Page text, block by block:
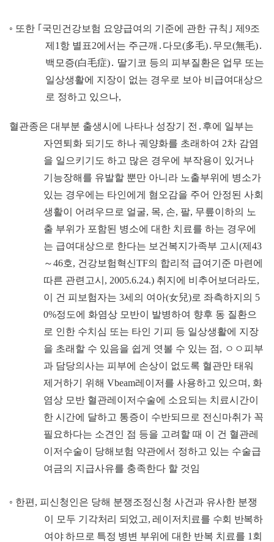
◦ 또한 ｢ 국민건강보험 요양급여의 기준에 관한 규칙 ｣ 제 9조
제 1 항 별표2에서는 주근깨 ․ 다모(多毛)․ 무모(無毛)․
백모증(白毛症)․ 딸기코 등의 피부질환은 업무 또는
일상생활에 지장이 없는 경우로 보아 비급여대상으
로 정하고 있으나,
혈관종은 대부분 출생시에 나타나 성장기 전 ․ 후에 일부는
자연퇴화 되기도 하나 궤양화를 초래하여 2차 감염
을 일으키기도 하고 많은 경우에 부작용이 있거나
기능장해를 유발할 뿐만 아니라 노출부위에 병소가
있는 경우에는 타인에게 혐오감을 주어 안정된 사회
생활이 어려우므로 얼굴, 목, 손, 팔, 무릎이하의 노
출 부위가 포함된 병소에 대한 치료를 하는 경우에
는 급여대상으로 한다는 보건복지가족부 고시 (제 43
～46호, 건강보험혁신TF의 합리적 급여기준 마련에
따른 관련고시 , 2005.6.24.) 취지에 비추어보더라도,
이 건 피보험자는 3세의 여아(女兒)로 좌측하지의 5
0%정도에 화염상 모반이 발병하여 향후 동 질환으
로 인한 수치심 또는 타인 기피 등 일상생활에 지장
을 초래할 수 있음을 쉽게 엿볼 수 있는 점, ㅇㅇ 피부
과 담당의사는 피부에 손상이 없도록 혈관만 태워
제거하기 위해 Vbeam레이저를 사용하고 있으며 , 화
염상 모반 혈관레이저수술에 소요되는 치료시간이
한 시간에 달하고 통증이 수반되므로 전신마취가 꼭
필요하다는 소견인 점 등을 고려할 때 이 건 혈관레
이저수술이 당해보험 약관에서 정하고 있는 수술급
여금의 지급사유를 충족한다 할 것임
◦ 한편 , 피신청인은 당해 분쟁조정신청 사건과 유사한 분쟁
이 모두 기각처리 되었고, 레이저치료를 수회 반복하
여야 하므로 특정 병 변 부위에 대한 반복 치료를 1 회